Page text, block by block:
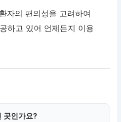
자의 편의성을 고려하여
하고 있어 언제든지 이용
곳인가요?